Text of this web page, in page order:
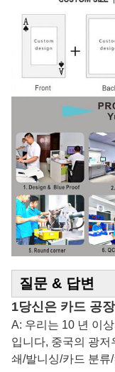
질문 & 답변
1당신은 카드 공
A: 우리는 10 년 이
입니다, 중국의 광저
쇄/발니싱/카드 분류